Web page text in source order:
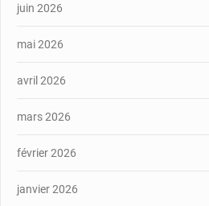
juin 2026
mai 2026
avril 2026
mars 2026
février 2026
janvier 2026